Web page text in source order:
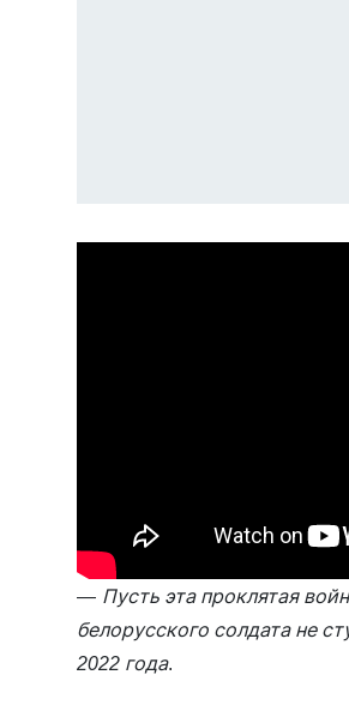
— Пусть эта проклятая
белорусского солдата не
2022 года.